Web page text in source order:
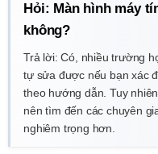
Hỏi: Màn hình máy
không?
Trả lời: Có, nhiều trường
tự sửa được nếu bạn xác
theo hướng dẫn. Tuy
nên tìm đến các chuyên
nghiêm trọng hơn.